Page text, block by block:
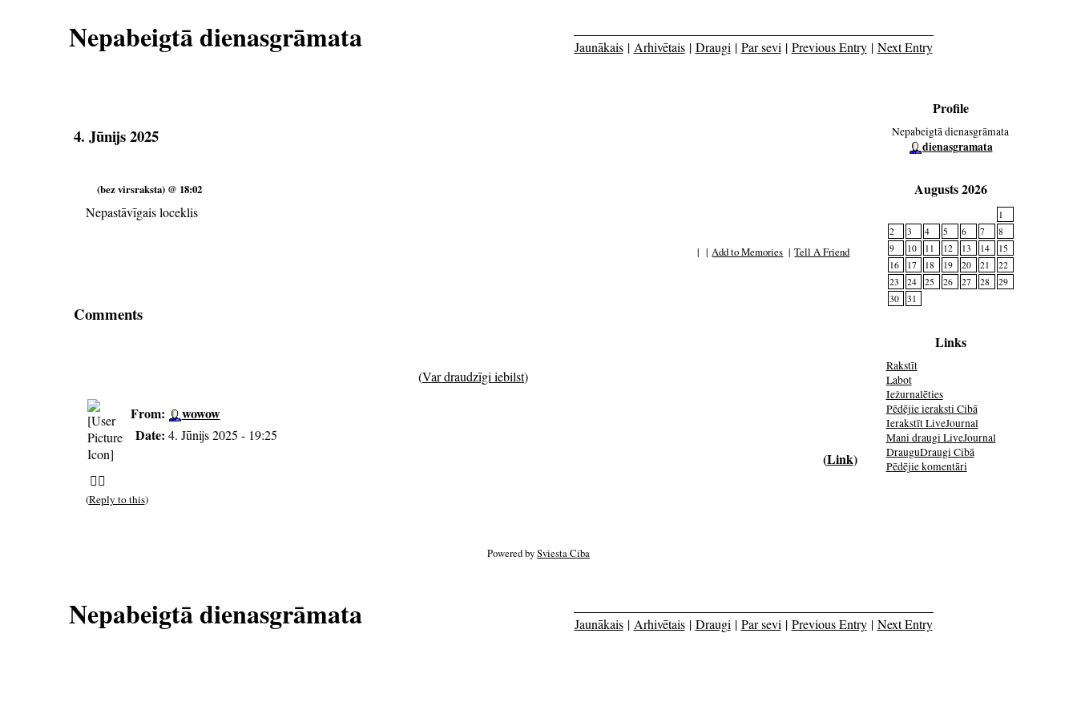
Nepabeigtā dienasgrāmata Jaunākais| Arhivētais| Draugi | Par sevi | Previous Entry| Next Entry
4. Jūnijs 2025
(bez virsraksta) @ 18:02
Nepastāvīgais loceklis
| |Add to Memories |Tell A Friend
Comments
(Var draudzīgi iebilst)
From:
wowow
Date: 4. Jūnijs 2025 - 19:25
(Link)
👌🏻
(Reply to this)
Profile
Nepabeigtā dienasgrāmata
dienasgramata
Augusts 2026
1
2
3 4 5 6 7
8
9
10 11 12 13 14
15
16
17 18 19 20 21
22
23
24 25 26 27 28
29
30
31
Links
Rakstīt
Labot
Iežurnalēties
Pēdējie ieraksti Cibā
Ierakstīt LiveJournal
Mani draugi LiveJournal
DrauguDraugi Cibā
Pēdējie komentāri
Powered bySviesta Ciba
Nepabeigtā dienasgrāmata Jaunākais| Arhivētais| Draugi | Par sevi | Previous Entry| Next Entry